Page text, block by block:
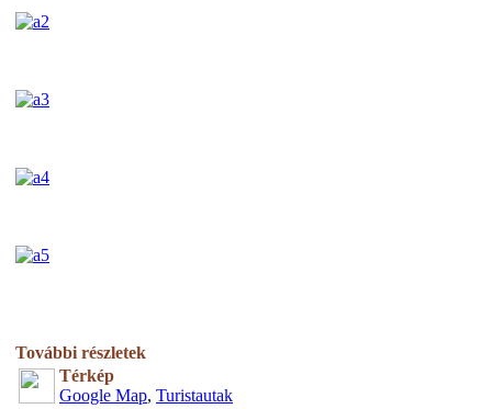
További részletek
Térkép
Google Map, Turistautak